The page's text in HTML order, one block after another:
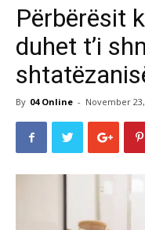
Përbërësit
duhet t’i
By 04 Online - November 23,